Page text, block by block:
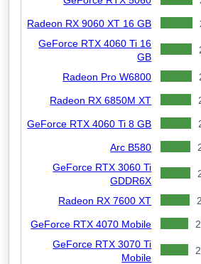
Radeon RX 9060 XT 16 GB
GeForce RTX 4060 Ti 16
GB
Radeon Pro W6800
Radeon RX 6850M XT
GeForce RTX 4060 Ti 8 GB
Arc B580
GeForce RTX 3060 Ti
GDDR6X
Radeon RX 7600 XT
GeForce RTX 4070 Mobile
GeForce RTX 3070 Ti
Mobile